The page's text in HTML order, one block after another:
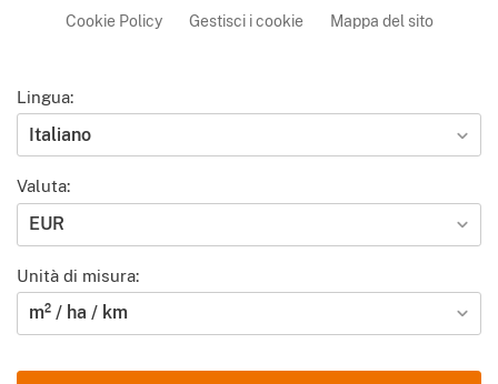
Cookie Policy
Gestisci i cookie Mappa del sito
Lingua:
Italiano
Valuta:
EUR
Unità di misura:
m² / ha / km